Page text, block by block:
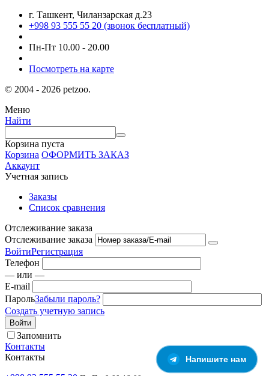
Напишите нам
г. Ташкент, Чиланзарская д.23
+998 93 555 55 20 (звонок бесплатный)
Пн-Пт 10.00 - 20.00
Посмотреть на карте
© 2004 - 2026 petzoo.
Меню
Найти
Корзина пуста
Корзина ОФОРМИТЬ ЗАКАЗ
Аккаунт
Учетная запись
Заказы
Список сравнения
Отслеживание заказа
Отслеживание заказа
ВойтиРегистрация
Телефон
— или —
E-mail
ПарольЗабыли пароль?
Создать учетную запись
Войти
Запомнить
Контакты
Контакты